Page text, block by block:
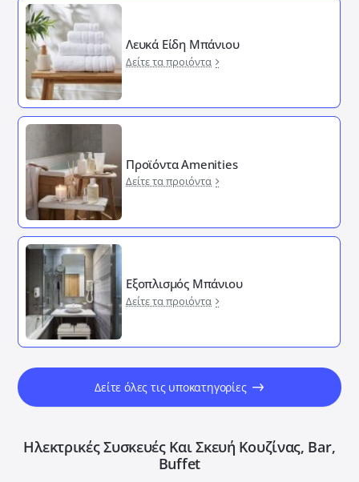
Λευκά Είδη Μπάνιου
Δείτε τα προιόντα
Προϊόντα Amenities
Δείτε τα προιόντα
Εξοπλισμός Μπάνιου
Δείτε τα προιόντα
Δείτε όλες τις υποκατηγορίες
Ηλεκτρικές Συσκευές Και Σκευή Κουζίνας, Bar,
Buffet